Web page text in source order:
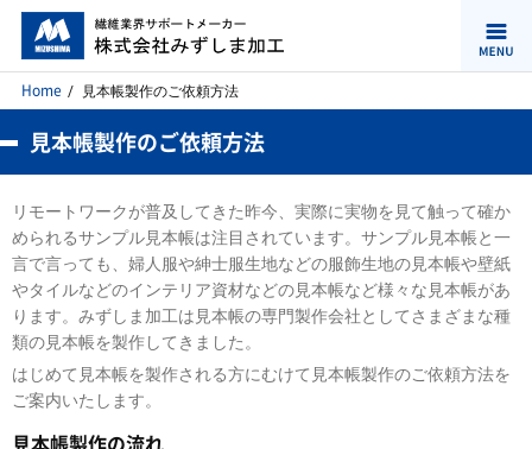
Home 見本帳製作のご依頼方法
見本帳製作のご依頼方法
リモートワークが普及してきた昨今、実際に実物を見て触って確か
められるサンプル見本帳は注目されています。サンプル見本帳と一
言で言っても、婦人服や紳士服生地などの服飾生地の見本帳や壁紙
やタイルなどのインテリア資材などの見本帳など様々な見本帳があ
ります。みずしま加工は見本帳の専門製作会社としてさまざまな種
類の見本帳を製作してきました。
はじめて見本帳を製作される方にむけて見本帳製作のご依頼方法を
ご案内いたします。
見本帳製作の流れ